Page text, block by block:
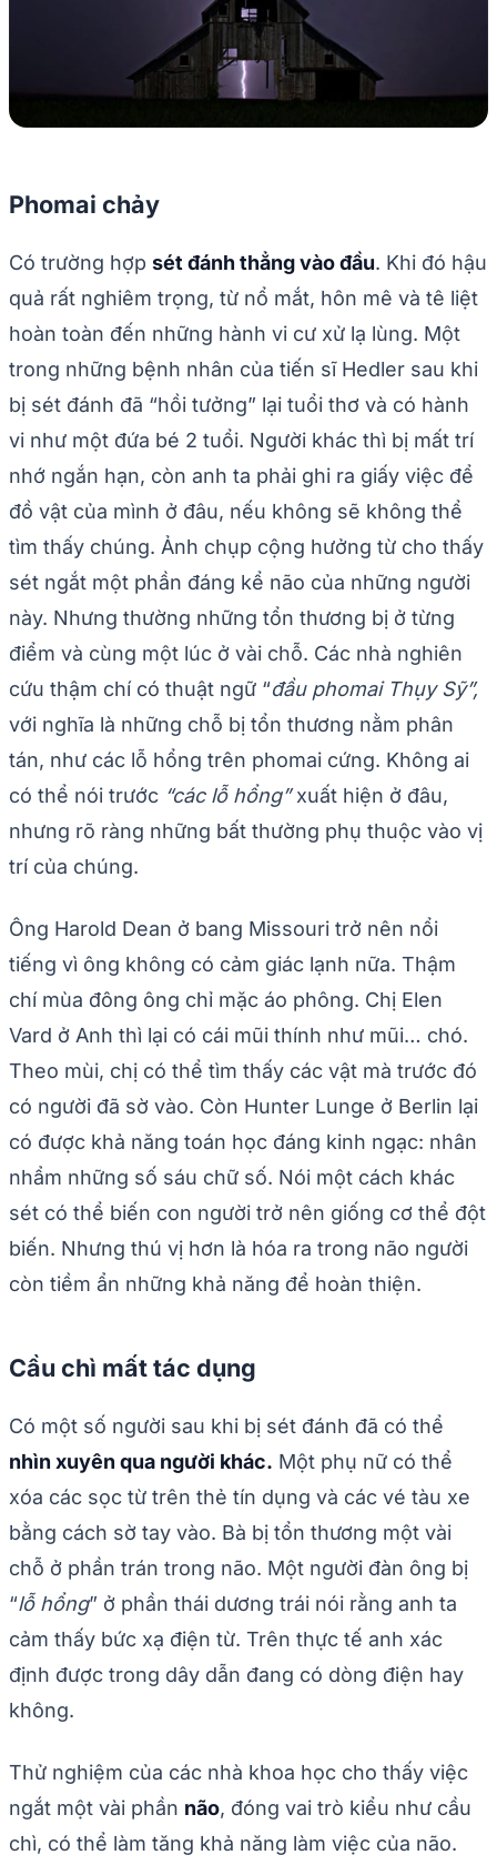
Phomai chảy
Có trường hợp sét đánh thẳng vào đầu. Khi đó hậu
quả rất nghiêm trọng, từ nổ mắt, hôn mê và tê liệt
hoàn toàn đến những hành vi cư xử lạ lùng. Một
trong những bệnh nhân của tiến sĩ Hedler sau khi
bị sét đánh đã “hồi tưởng” lại tuổi thơ và có hành
vi như một đứa bé 2 tuổi. Người khác thì bị mất trí
nhớ ngắn hạn, còn anh ta phải ghi ra giấy việc để
đồ vật của mình ở đâu, nếu không sẽ không thể
tìm thấy chúng. Ảnh chụp cộng hưởng từ cho thấy
sét ngắt một phần đáng kể não của những người
này. Nhưng thường những tổn thương bị ở từng
điểm và cùng một lúc ở vài chỗ. Các nhà nghiên
cứu thậm chí có thuật ngữ “đầu phomai Thụy Sỹ”,
với nghĩa là những chỗ bị tổn thương nằm phân
tán, như các lỗ hổng trên phomai cứng. Không ai
có thể nói trước “các lỗ hổng”xuất hiện ở đâu,
nhưng rõ ràng những bất thường phụ thuộc vào vị
trí của chúng.
Ông Harold Dean ở bang Missouri trở nên nổi
tiếng vì ông không có cảm giác lạnh nữa. Thậm
chí mùa đông ông chỉ mặc áo phông. Chị Elen
Vard ở Anh thì lại có cái mũi thính như mũi… chó.
Theo mùi, chị có thể tìm thấy các vật mà trước đó
có người đã sờ vào. Còn Hunter Lunge ở Berlin lại
có được khả năng toán học đáng kinh ngạc: nhân
nhẩm những số sáu chữ số. Nói một cách khác
sét có thể biến con người trở nên giống cơ thể đột
biến. Nhưng thú vị hơn là hóa ra trong não người
còn tiềm ẩn những khả năng để hoàn thiện.
Cầu chì mất tác dụng
Có một số người sau khi bị sét đánh đã có thể
nhìn xuyên qua người khác. Một phụ nữ có thể
xóa các sọc từ trên thẻ tín dụng và các vé tàu xe
bằng cách sờ tay vào. Bà bị tổn thương một vài
chỗ ở phần trán trong não. Một người đàn ông bị
“lỗ hổng” ở phần thái dương trái nói rằng anh ta
cảm thấy bức xạ điện từ. Trên thực tế anh xác
định được trong dây dẫn đang có dòng điện hay
không.
Thử nghiệm của các nhà khoa học cho thấy việc
ngắt một vài phần não, đóng vai trò kiểu như cầu
chì, có thể làm tăng khả năng làm việc của não.